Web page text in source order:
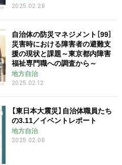
2025.02.26
自治体の防災マネジメント［99］
災害時における障害者の避難支
援の現状と課題～東京都内障害
福祉専門職への調査から～
地方自治
2025.02.12
【東日本大震災】自治体職員たち
の3.11／イベントレポート
地方自治
2025.02.06